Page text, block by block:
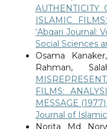
AUTHENTICITY
ISLAMIC
‘Abqari Journal:
Social Sciences
Osama
Rahman,
FILMS:
MESSAGE (1977)
Journal of
Norita Md